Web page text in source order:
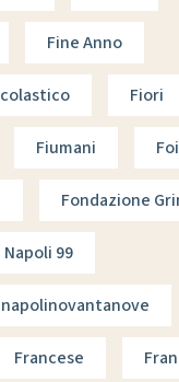
Fine Anno
Fiori
Fiumani
Fondazione
99
Francese